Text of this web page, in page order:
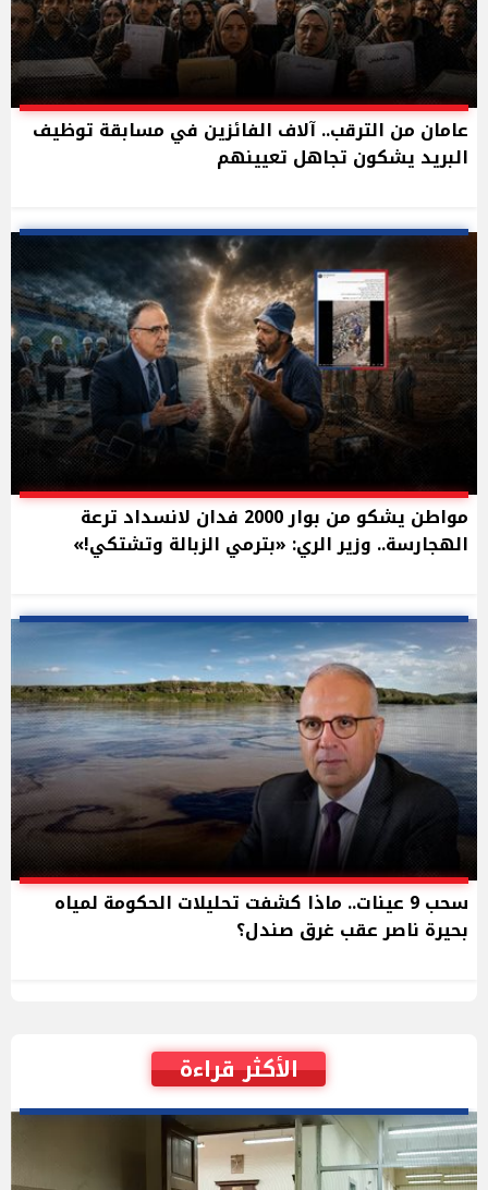
عامان من الترقب.. آلاف الفائزين في مسابقة توظيف
البريد يشكون تجاهل تعيينهم
مواطن يشكو من بوار 2000 فدان لانسداد ترعة
الهجارسة.. وزير الري: «بترمي الزبالة وتشتكي!»
سحب 9 عينات.. ماذا كشفت تحليلات الحكومة لمياه
بحيرة ناصر عقب غرق صندل؟
الأكثر قراءة